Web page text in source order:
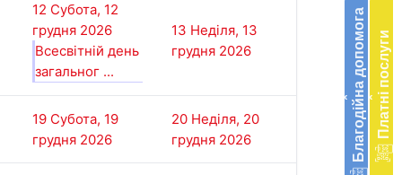
‹ Благодійна допомога ‹ Платні послуги
12 Субота, 12
грудня 2026
Всесвітній день
загальног ...
13 Неділя, 13
грудня 2026
19 Субота, 19
грудня 2026
20 Неділя, 20
грудня 2026